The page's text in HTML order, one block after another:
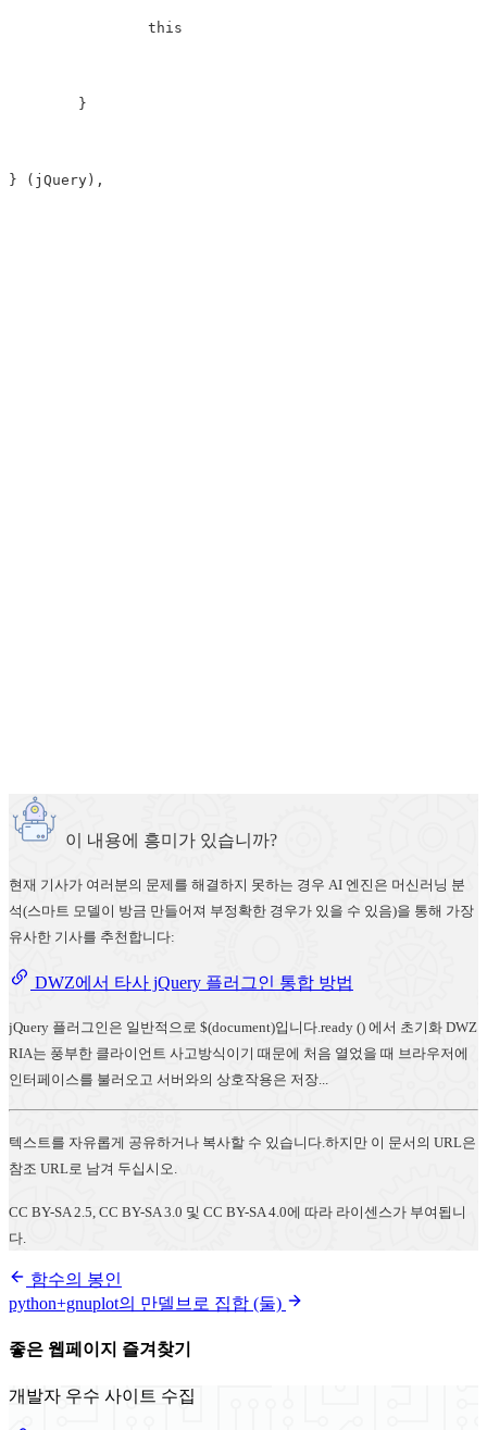
} (jQuery),
이 내용에 흥미가 있습니까?
현재 기사가 여러분의 문제를 해결하지 못하는 경우 AI 엔진은 머신러닝 분
석(스마트 모델이 방금 만들어져 부정확한 경우가 있을 수 있음)을 통해 가장
유사한 기사를 추천합니다:
DWZ에서 타사 jQuery 플러그인 통합 방법
jQuery 플러그인은 일반적으로 $(document)입니다.ready () 에서 초기화 DWZ
RIA는 풍부한 클라이언트 사고방식이기 때문에 처음 열었을 때 브라우저에
인터페이스를 불러오고 서버와의 상호작용은 저장...
텍스트를 자유롭게 공유하거나 복사할 수 있습니다.하지만 이 문서의 URL은
참조 URL로 남겨 두십시오.
CC BY-SA 2.5, CC BY-SA 3.0 및 CC BY-SA 4.0에 따라 라이센스가 부여됩니
다.
함수의 봉인
python+gnuplot의 만델브로 집합 (둘)
좋은 웹페이지 즐겨찾기
개발자 우수 사이트 수집